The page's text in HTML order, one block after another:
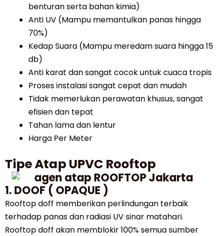
benturan serta bahan kimia)
Anti UV (Mampu memantulkan panas hingga
70%)
Kedap Suara (Mampu meredam suara hingga 15
db)
Anti karat dan sangat cocok untuk cuaca tropis
Proses instalasi sangat cepat dan mudah
Tidak memerlukan perawatan khusus, sangat
efisien dan tepat
Tahan lama dan lentur
Harga Per Meter
Tipe Atap UPVC Rooftop
1. DOOF ( OPAQUE )
Rooftop doff memberikan perlindungan terbaik
terhadap panas dan radiasi UV sinar matahari.
Rooftop doff akan memblokir 100% semua sumber